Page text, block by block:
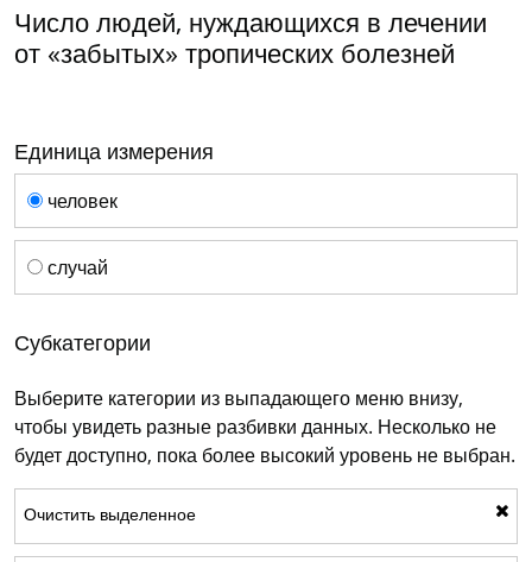
Число людей, нуждающихся в лечении
от «забытых» тропических болезней
Единица измерения
Единица измерения
человек
случай
Субкатегории
Выберите категории из выпадающего меню внизу,
чтобы увидеть разные разбивки данных. Несколько не
будет доступно, пока более высокий уровень не выбран.
Очистить выделенное